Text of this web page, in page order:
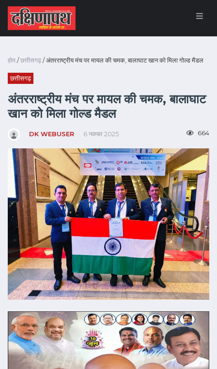
होम/छत्तीसगढ़/ अंतरराष्ट्रीय मंच पर मायल की चमक, बालाघाट खान को मिला गोल्ड मैडल
छत्तीसगढ़
अंतरराष्ट्रीय मंच पर मायल की चमक, बालाघाट
खान को मिला गोल्ड मैडल
DK WEBUSER 6 नवम्बर 2025 664